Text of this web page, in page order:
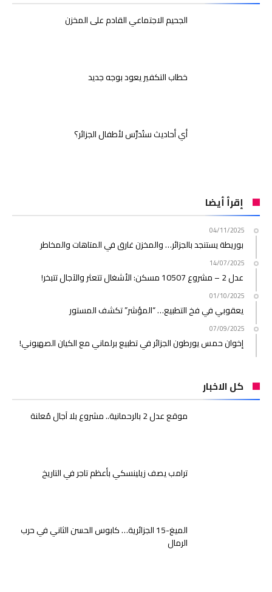
الجحيم الاجتماعي القادم على المخزن
خطاب التكفير يعود بوجه جديد
أي أحاديث ستُدرَّس لأطفال الجزائر؟
إقرأ أيضا
04/11/2025
بوريطة يستنجد بالجزائر… والمخزن غارق في المتاهات والمخاطر
14/07/2025
عدل 2 – مشروع 10507 مسكن: الأشغال تتعثر والآجال تتبخر!
01/10/2025
يعقوبي في فخ التطبيع… “المؤشر” تكشف المستور
07/09/2025
إخوان حمس يورطون الجزائر في تطبيع برلماني مع الكيان الصهيوني!
كل الاخبار
موقع عدل 2 بالرحمانية.. مشروع بلا آجال مُعلنة
ترامب يصف زيلينسكي بأعظم تاجر في التاريخ
الميغ-15 الجزائرية… كابوس الحسن الثاني في حرب
الرمال